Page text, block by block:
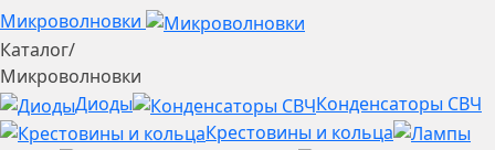
Микроволновки
Каталог/
Микроволновки
Диоды
Конденсаторы СВЧ
Крестовины и кольца